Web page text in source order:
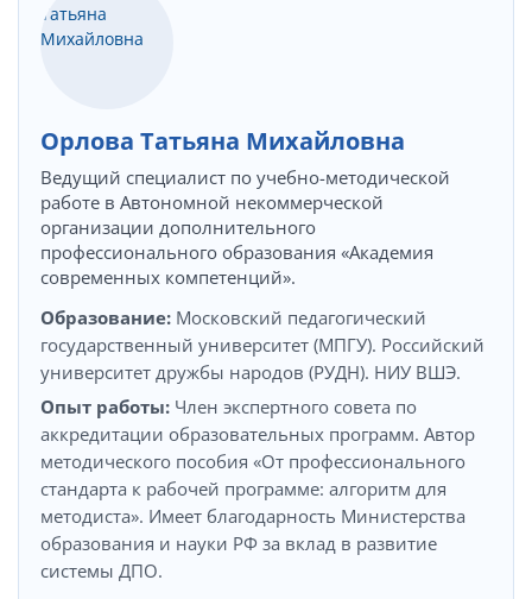
Орлова Татьяна Михайловна
Ведущий специалист по учебно-методической
работе в Автономной некоммерческой
организации дополнительного
профессионального образования «Академия
современных компетенций».
Образование: Московский педагогический
государственный университет (МПГУ). Российский
университет дружбы народов (РУДН). НИУ ВШЭ.
Опыт работы: Член экспертного совета по
аккредитации образовательных программ. Автор
методического пособия «От профессионального
стандарта к рабочей программе: алгоритм для
методиста». Имеет благодарность Министерства
образования и науки РФ за вклад в развитие
системы ДПО.